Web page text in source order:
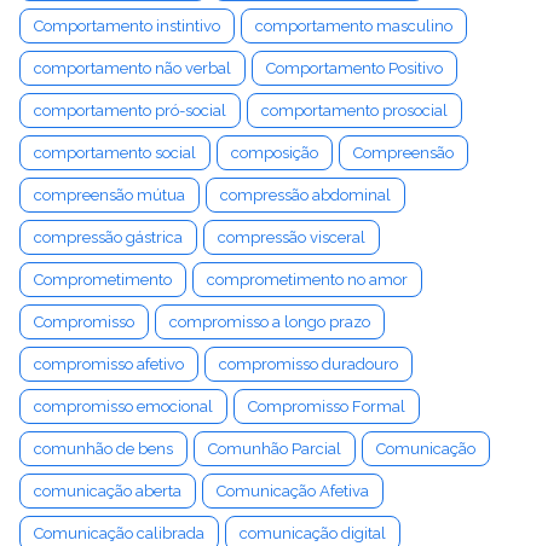
Comportamento instintivo comportamento masculino
comportamento não verbal Comportamento Positivo
comportamento pró-social comportamento prosocial
comportamento social composição Compreensão
compreensão mútua compressão abdominal
compressão gástrica compressão visceral
Comprometimento comprometimento no amor
Compromisso compromisso a longo prazo
compromisso afetivo compromisso duradouro
compromisso emocional Compromisso Formal
comunhão de bens Comunhão Parcial Comunicação
comunicação aberta Comunicação Afetiva
Comunicação calibrada comunicação digital